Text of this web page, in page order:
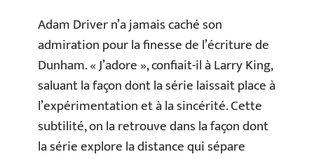
Adam Driver n’a jamais caché son
admiration pour la finesse de l’écriture de
Dunham. « J’adore », confiait-il à Larry King,
saluant la façon dont la série laissait place à
l’expérimentation et à la sincérité. Cette
subtilité, on la retrouve dans la façon dont
la série explore la distance qui sépare